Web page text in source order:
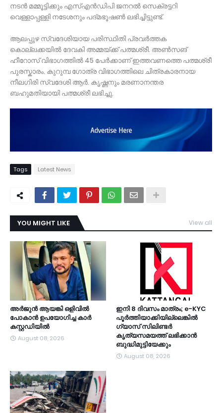
നടന്‍ മമ്മൂട്ടിക്കും എസ്എന്‍ഡിപി ജനറല്‍ സെക്രട്ടറി
വെള്ളാപ്പള്ളി നടേശനും പദ്മഭൂഷണ്‍ ലഭിച്ചിട്ടുണ്ട്.
ആലപ്പുഴ സ്വദേശിയായ പരിസ്ഥിതി പ്രവർത്തക
കൊല്ലക്കയിൽ ദേവകി അമ്മയ്ക്ക് പത്മശ്രീ. അൺസങ്
ഹീറോസ് വിഭാഗത്തിൽ 45 പേർക്കാണ് ഇത്തവണത്തെ പത്മശ്രീ
പുരസ്കാരം. കുറുമ്പ ഗോത്ര വിഭാഗത്തിലെ ചിത്രകാരനായ
നീലഗിരി സ്വദേശി ആർ. കൃഷ്ണനും മരണാനന്തര
ബഹുമതിയായി പത്മശ്രീ ലഭിച്ചു.
Tags Latest News
YOU MIGHT LIKE View all
അർജുൻ ആയങ്കി ഒളിവിൽ
പോകാൻ ഉപയോഗിച്ച കാർ
കസ്റ്റഡിയിൽ
August 08, 2026
ഇനി 8 ദിവസം മാത്രം; e-KYC
പൂര്‍ത്തിയാക്കിയില്ലെങ്കില്‍
ഗ്യാസ് സിലിണ്ടര്‍
കൃത്യസമയത്ത് ലഭിക്കാന്‍
ബുദ്ധിമുട്ടിയേക്കും
August 08, 2026